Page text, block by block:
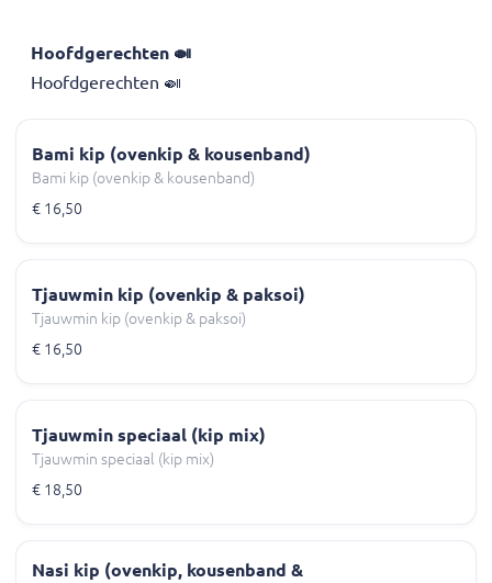
Hoofdgerechten 🍛
Hoofdgerechten 🍛
Bami kip (ovenkip & kousenband)
Bami kip (ovenkip & kousenband)
€ 16,50
Tjauwmin kip (ovenkip & paksoi)
Tjauwmin kip (ovenkip & paksoi)
€ 16,50
Tjauwmin speciaal (kip mix)
Tjauwmin speciaal (kip mix)
€ 18,50
Nasi kip (ovenkip, kousenband &